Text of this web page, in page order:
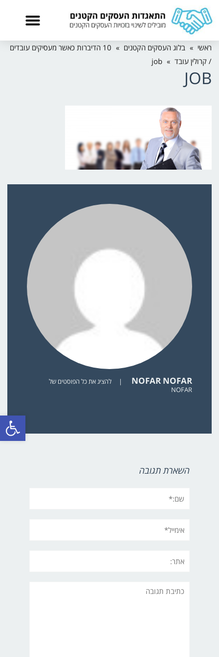
פתח
ראשי » בלוג העסקים הקטנים »
10 הדיברות כאשר מעסיקים עובדים
/ קרולין עובד »
job
JOB
NOFAR NOFAR
|
להציג את כל הפוסטים של
NOFAR
השארת תגובה